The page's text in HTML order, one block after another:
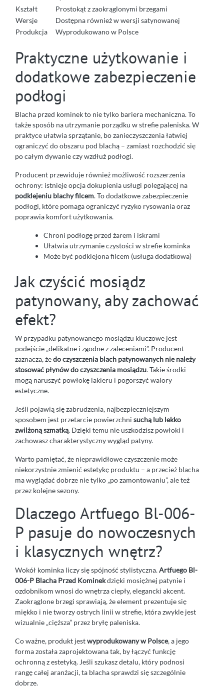
Kształt
Prostokąt z zaokrąglonymi brzegami
Wersje
Dostępna również w wersji satynowanej
Produkcja
Wyprodukowano w Polsce
Praktyczne użytkowanie i
dodatkowe zabezpieczenie
podłogi
Blacha przed kominek to nie tylko bariera mechaniczna. To
także sposób na utrzymanie porządku w strefie paleniska. W
praktyce ułatwia sprzątanie, bo zanieczyszczenia łatwiej
ograniczyć do obszaru pod blachą – zamiast rozchodzić się
po całym dywanie czy wzdłuż podłogi.
Producent przewiduje również możliwość rozszerzenia
ochrony: istnieje opcja dokupienia usługi polegającej na
podklejeniu blachy filcem. To dodatkowe zabezpieczenie
podłogi, które pomaga ograniczyć ryzyko rysowania oraz
poprawia komfort użytkowania.
Chroni podłogę przed żarem i iskrami
Ułatwia utrzymanie czystości w strefie kominka
Może być podklejona filcem (usługa dodatkowa)
Jak czyścić mosiądz
patynowany, aby zachować
efekt?
W przypadku patynowanego mosiądzu kluczowe jest
podejście „delikatne i zgodne z zaleceniami”. Producent
zaznacza, żedo czyszczenia blach patynowanych nie należy
stosować płynów do czyszczenia mosiądzu. Takie środki
mogą naruszyć powłokę lakieru i pogorszyć walory
estetyczne.
Jeśli pojawią się zabrudzenia, najbezpieczniejszym
sposobem jest przetarcie powierzchni suchą lub lekko
zwilżoną szmatką. Dzięki temu nie uszkodzisz powłoki i
zachowasz charakterystyczny wygląd patyny.
Warto pamiętać, że nieprawidłowe czyszczenie może
niekorzystnie zmienić estetykę produktu – a przecież blacha
ma wyglądać dobrze nie tylko „po zamontowaniu”, ale też
przez kolejne sezony.
Dlaczego Artfuego Bl-006-
P pasuje do nowoczesnych
i klasycznych wnętrz?
Wokół kominka liczy się spójność stylistyczna.Artfuego Bl-
006-P Blacha Przed Kominekdzięki mosiężnej patynie i
ozdobnikom wnosi do wnętrza ciepły, elegancki akcent.
Zaokrąglone brzegi sprawiają, że element prezentuje się
miękko i nie tworzy ostrych linii w strefie, która zwykle jest
wizualnie „cięższa” przez bryłę paleniska.
Co ważne, produkt jestwyprodukowany w Polsce, a jego
forma została zaprojektowana tak, by łączyć funkcję
ochronną z estetyką. Jeśli szukasz detalu, który podnosi
rangę całej aranżacji, ta blacha sprawdzi się szczególnie
dobrze.